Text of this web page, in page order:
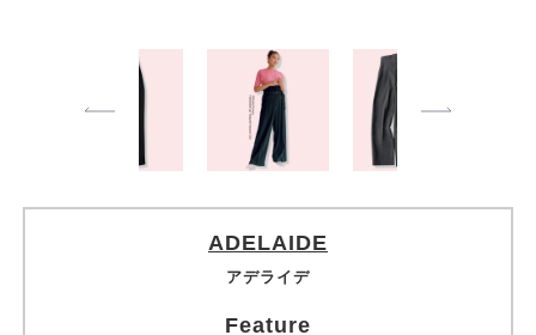
ADELAIDE
アデライデ
Feature